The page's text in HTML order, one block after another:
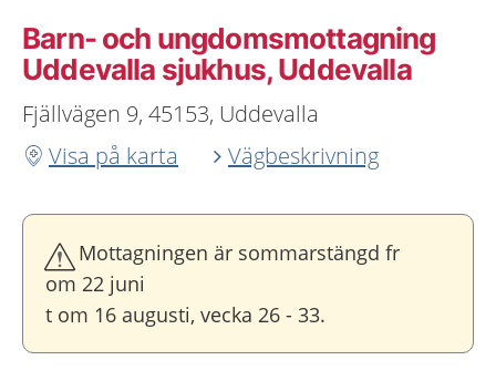
Barn- och ungdoms­mottagning
Uddevalla sjukhus, Uddevalla
Fjällvägen 9, 45153, Uddevalla
Visa på karta
Vägbeskrivning
Mottagningen är sommarstängd fr
om 22 juni
t om 16 augusti, vecka 26 - 33.